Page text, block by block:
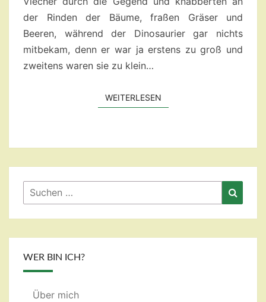
der Rinden der Bäume, fraßen Gräser und
Beeren, während der Dinosaurier gar nichts
mitbekam, denn er war ja erstens zu groß und
zweitens waren sie zu klein…
WEITERLESENWEITERLESEN
Suchen
nach:
WER BIN ICH?
Über mich